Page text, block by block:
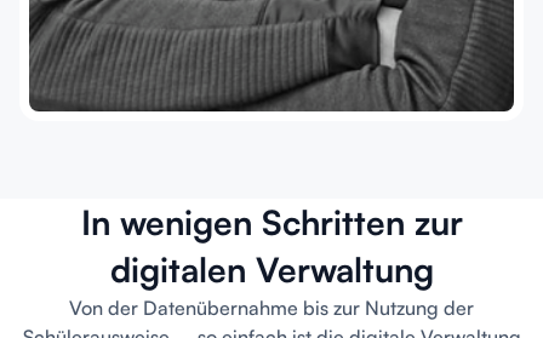
Integration und die neuen Features sparen uns
In wenigen Schritten zur
digitalen Verwaltung
Von der Datenübernahme bis zur Nutzung der